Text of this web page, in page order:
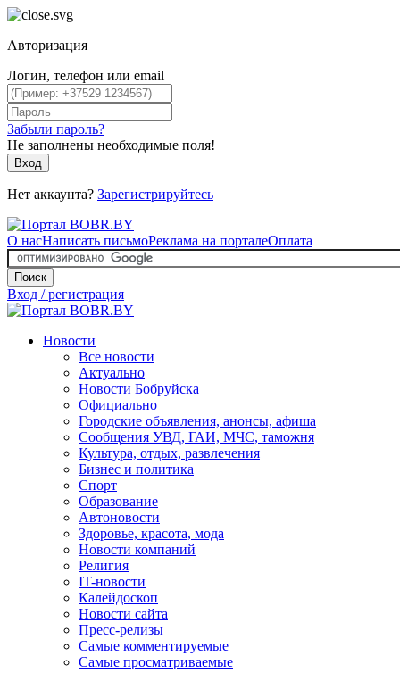
Авторизация
Логин, телефон или email
Забыли пароль?
Не заполнены необходимые поля!
Вход
Нет аккаунта? Зарегистрируйтесь
О насНаписать письмоРеклама на порталеОплата
Поиск
Вход / регистрация
Новости
Все новости
Актуально
Новости Бобруйска
Официально
Городские объявления, анонсы, афиша
Сообщения УВД, ГАИ, МЧС, таможня
Культура, отдых, развлечения
Бизнес и политика
Спорт
Образование
Автоновости
Здоровье, красота, мода
Новости компаний
Религия
IT-новости
Калейдоскоп
Новости сайта
Пресс-релизы
Самые комментируемые
Самые просматриваемые